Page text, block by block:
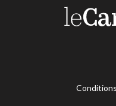
Mon panier